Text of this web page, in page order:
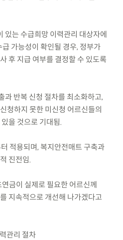
있는 수급희망 이력관리 대상자에
가능성이 확인될 경우, 정부가
후 지급 여부를 결정할 수 있도록
과 반복 신청 절차를 최소화하고,
청하지 못한 미신청 어르신들의
을 것으로 기대됨.
적용되며, 복지안전매트 구축과
진전임.
금이 실제로 필요한 어르신께
지속적으로 개선해 나가겠다고
관리 절차